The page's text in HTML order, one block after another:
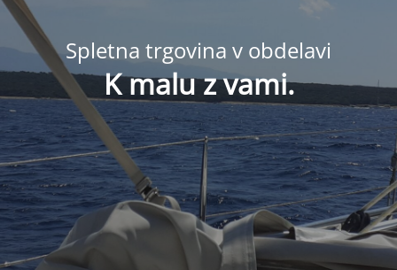
Spletna trgovina v obdelavi
K malu z vami.